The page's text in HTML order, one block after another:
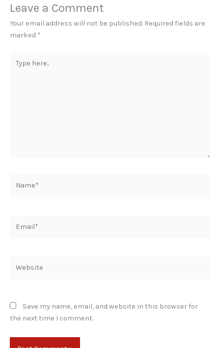
Leave a Comment
Your email address will not be published. Required fields are
marked *
here..
Save my name, email, and website in this browser for
the next time I comment.